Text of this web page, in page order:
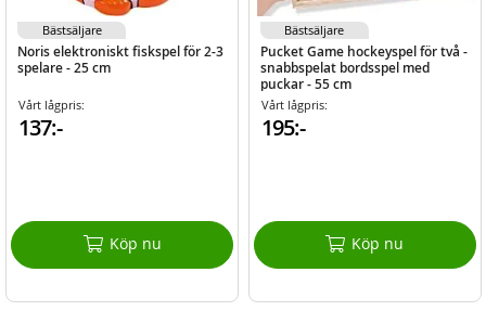
Noris elektroniskt fiskspel för 2-3
spelare - 25 cm
Vårt lågpris:
137:-
Köp nu
Bästsäljare
Pucket Game hockeyspel för två -
snabbspelat bordsspel med
puckar - 55 cm
Vårt lågpris:
195:-
Köp nu
Bästsäljare